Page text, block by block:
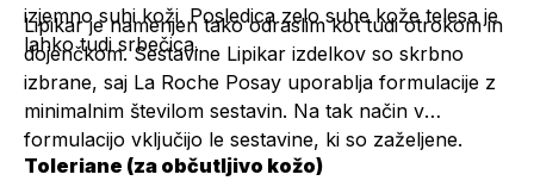
izjemno suhi koži. Posledica zelo suhe kože telesa je
lahko tudi srbečica.
Lipikar je namenjen tako odraslim kot tudi otrokom in
dojenčkom. Sestavine Lipikar izdelkov so skrbno
izbrane, saj La Roche Posay uporablja formulacije z
minimalnim številom sestavin. Na tak način v
formulacijo vključijo le sestavine, ki so zaželjene.
Toleriane (za občutljivo kožo)